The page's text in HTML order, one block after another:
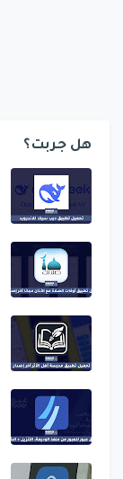
هل جربت؟